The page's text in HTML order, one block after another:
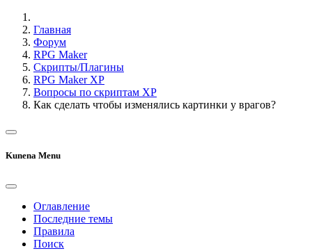
Главная
Форум
RPG Maker
Скрипты/Плагины
RPG Maker XP
Вопросы по скриптам XP
Как сделать чтобы изменялись картинки у врагов?
Kunena Menu
Оглавление
Последние темы
Правила
Поиск